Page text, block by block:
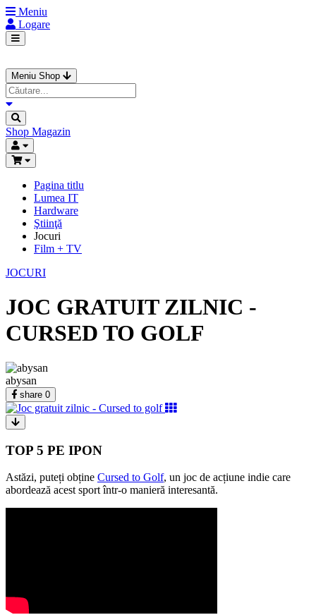
Meniu
Logare
Meniu Shop
Shop Magazin
Pagina titlu
Lumea IT
Hardware
Ştiinţă
Jocuri
Film + TV
JOCURI
JOC GRATUIT ZILNIC -
CURSED TO GOLF
abysan
share 0
TOP 5 PE IPON
Astăzi, puteți obține Cursed to Golf, un joc de acțiune indie care
abordează acest sport într-o manieră interesantă.